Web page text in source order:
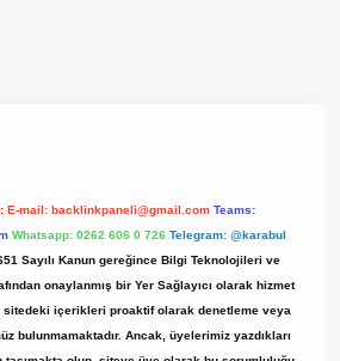
E-mail: backlinkpaneli@gmail.com Teams:
Whatsapp: 0262 606 0 726 Telegram: @karabul
Sayılı Kanun gereğince Bilgi Teknolojileri ve
onaylanmış bir Yer Sağlayıcı olarak hizmet
sitedeki içerikleri proaktif olarak denetleme veya
bulunmamaktadır. Ancak, üyelerimiz yazdıkları